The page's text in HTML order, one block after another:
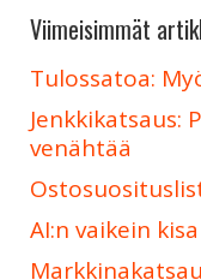
Viimeisimmät
Tulossatoa:
Jenkkikatsaus:
venähtää
AI:n vaikein